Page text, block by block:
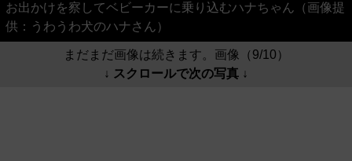
お出かけを察してベビーカーに乗り込むハナちゃん（画像提
供：うわうわ犬のハナさん）
まだまだ画像は続きます。画像（9/10）
↓ スクロールで次の写真 ↓